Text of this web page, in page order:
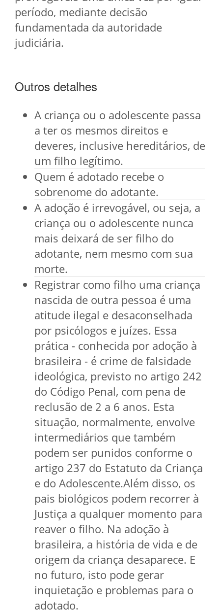
período, mediante decisão
fundamentada da autoridade
judiciária.
Outros detalhes
A criança ou o adolescente passa
a ter os mesmos direitos e
deveres, inclusive hereditários, de
um filho legítimo.
Quem é adotado recebe o
sobrenome do adotante.
A adoção é irrevogável, ou seja, a
criança ou o adolescente nunca
mais deixará de ser filho do
adotante, nem mesmo com sua
morte.
Registrar como filho uma criança
nascida de outra pessoa é uma
atitude ilegal e desaconselhada
por psicólogos e juízes. Essa
prática - conhecida por adoção à
brasileira - é crime de falsidade
ideológica, previsto no artigo 242
do Código Penal, com pena de
reclusão de 2 a 6 anos. Esta
situação, normalmente, envolve
intermediários que também
podem ser punidos conforme o
artigo 237 do Estatuto da Criança
e do Adolescente.Além disso, os
pais biológicos podem recorrer à
Justiça a qualquer momento para
reaver o filho. Na adoção à
brasileira, a história de vida e de
origem da criança desaparece. E
no futuro, isto pode gerar
inquietação e problemas para o
adotado.